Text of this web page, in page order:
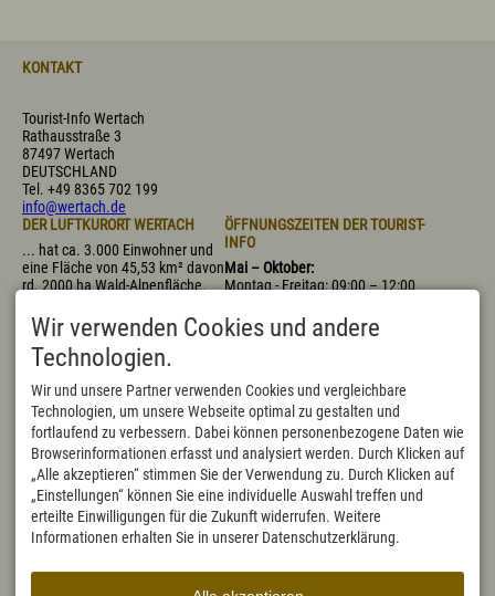
KONTAKT
Tourist-Info Wertach
Rathausstraße 3
87497 Wertach
DEUTSCHLAND
Tel. +49 8365 702 199
info@wertach.de
DER LUFTKURORT WERTACH
... hat ca. 3.000 Einwohner und
eine Fläche von 45,53 km² davon
rd. 2000 ha Wald-Alpenfläche.
"Wertacher Hörnle") über dem
Meeresspiegel ist Wertach der
höchstgelegene Marktflecken
ÖFFNUNGSZEITEN DER TOURIST-
INFO
Mai – Oktober:
Montag - Freitag: 09:00 – 12:00
Samstag: 09:00 – 11:30 Uhr
09:00 – 12:00 Uhr, 14:00 – 16:00
Uhr
Freitag: 09:00 – 12:00 Uhr,
nachmittags geschlossen
Samstag geschlossen, bis auf
die bayerischen Schulferien
- Heiligabend geschlossen
- Silvester 09:00 - 11:30 Uhr
- Faschingsdienstag 09:00 -
12:00 Uhr, nachmittags
Wir verwenden Cookies und andere
Technologien.
Wir und unsere Partner verwenden Cookies und vergleichbare
Technologien, um unsere Webseite optimal zu gestalten und
fortlaufend zu verbessern. Dabei können personenbezogene Daten wie
Browserinformationen erfasst und analysiert werden. Durch Klicken auf
„Alle akzeptieren“ stimmen Sie der Verwendung zu. Durch Klicken auf
„Einstellungen“ können Sie eine individuelle Auswahl treffen und
erteilte Einwilligungen für die Zukunft widerrufen. Weitere
Informationen erhalten Sie in unserer Datenschutzerklärung.